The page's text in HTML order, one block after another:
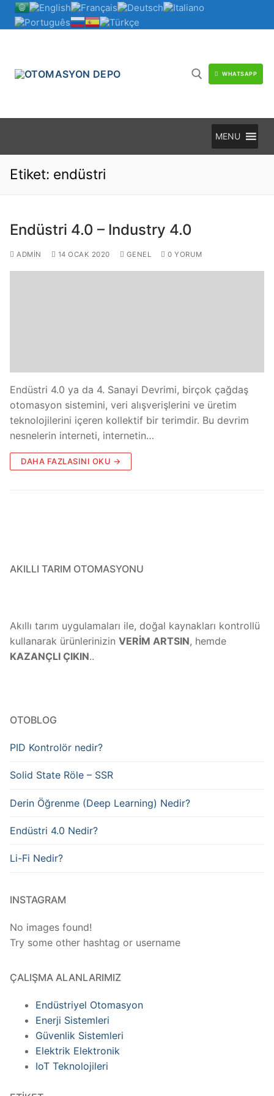
İçeriğe
atla
WHATSAPP
MENU
Etiket: endüstri
Endüstri 4.0 – Industry 4.0
ADMIN 14 OCAK 2020 GENEL 0 YORUM
Endüstri 4.0 ya da 4. Sanayi Devrimi, birçok çağdaş
otomasyon sistemini, veri alışverişlerini ve üretim
teknolojilerini içeren kollektif bir terimdir. Bu devrim
nesnelerin interneti, internetin…
DAHA FAZLASINI OKU →
AKILLI TARIM OTOMASYONU
Akıllı tarım uygulamaları ile, doğal kaynakları kontrollü
kullanarak ürünlerinizin VERİM ARTSIN, hemde
KAZANÇLI ÇIKIN..
OTOBLOG
PID Kontrolör nedir?
Solid State Röle – SSR
Derin Öğrenme (Deep Learning) Nedir?
Endüstri 4.0 Nedir?
Li-Fi Nedir?
INSTAGRAM
No images found!
Try some other hashtag or username
ÇALIŞMA ALANLARIMIZ
Endüstriyel Otomasyon
Enerji Sistemleri
Güvenlik Sistemleri
Elektrik Elektronik
IoT Teknolojileri